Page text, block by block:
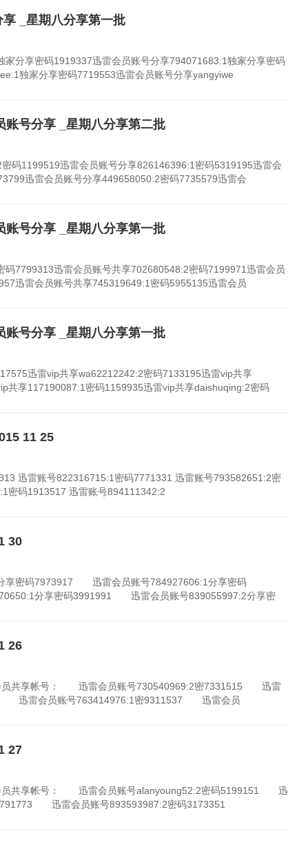
_星期八分享第一批
家分享密码1919337迅雷会员账号分享794071683:1独家分享密码
独家分享密码7719553迅雷会员账号分享yangyiwe
账号分享 _星期八分享第二批
码1199519迅雷会员账号分享826146396:1密码5319195迅雷会
迅雷会员账号分享449658050:2密码7735579迅雷会
账号分享 _星期八分享第一批
码7799313迅雷会员账号共享702680548:2密码7199971迅雷会员
迅雷会员账号共享745319649:1密码5955135迅雷会员
账号分享 _星期八分享第一批
迅雷vip共享wa62212242:2密码7133195迅雷vip共享
共享117190087:1密码1159935迅雷vip共享daishuqing:2密码
11 25
迅雷账号822316715:1密码7771331 迅雷账号793582651:2密
密码1913517 迅雷账号894111342:2
30
密码7973917 迅雷会员账号784927606:1分享密码
分享密码3991991 迅雷会员账号839055997:2分享密
26
共享帐号： 迅雷会员账号730540969:2密7331515 迅雷
迅雷会员账号763414976:1密9311537 迅雷会员
27
共享帐号： 迅雷会员账号alanyoung52:2密码5199151 迅
迅雷会员账号893593987:2密码3173351